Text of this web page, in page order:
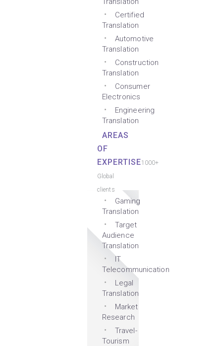
Certified
Translation
Automotive
Translation
Construction
Translation
Consumer
Electronics
Engineering
Translation
AREAS
OF
EXPERTISE1000+
Global
clients
Gaming
Translation
Target
Audience
Translation
IT
Telecommunication
Legal
Translation
Market
Research
Travel-
Tourism